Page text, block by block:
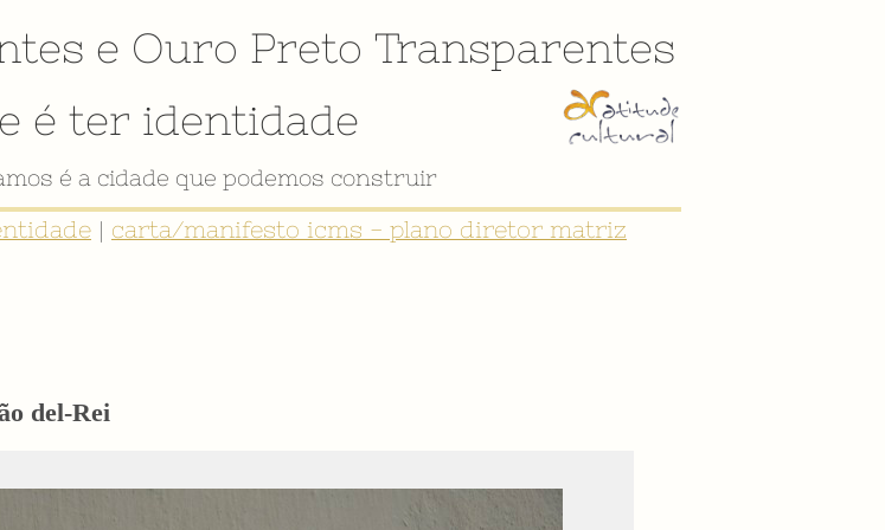
e Ouro Preto Transparentes
é ter identidade
VÍDEO INSTITUCIONAL
| carta/manifesto icms - plano diretor matriz
del-Rei